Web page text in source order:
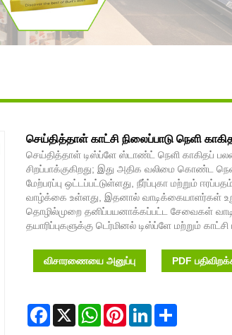
செய்தித்தாள் காட்சி நிலைப்பாடு நெளி
செய்தித்தாள் டிஸ்ப்ளே ஸ்டாண்ட் நெளி காகிதப்
சிறப்பாக்குகிறது; இது அதிக வலிமை கொண்ட
மேற்பரப்பு ஒட்டப்பட்டுள்ளது, நீர்ப்புகா மற்றும்
வாழ்க்கை உள்ளது, இதனால் வாடிக்கையாளர்கள்
தொழில்முறை தனிப்பயனாக்கப்பட்ட சேவைகள்
தயாரிப்புகளுக்கு டெர்மினல் டிஸ்ப்ளே மற்றும்
விசாரணையை அனுப்பு PDF
Facebook
X WhatsAppPinterestLinkedInShare